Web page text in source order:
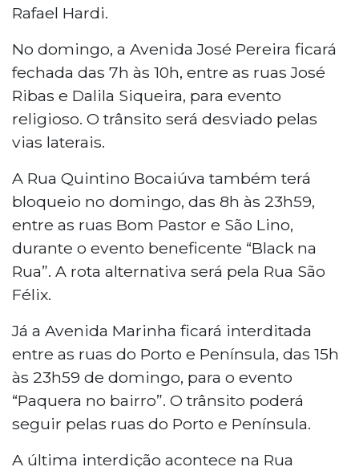
Rafael Hardi.
No domingo, a Avenida José Pereira ficará
fechada das 7h às 10h, entre as ruas José
Ribas e Dalila Siqueira, para evento
religioso. O trânsito será desviado pelas
vias laterais.
A Rua Quintino Bocaiúva também terá
bloqueio no domingo, das 8h às 23h59,
entre as ruas Bom Pastor e São Lino,
durante o evento beneficente “Black na
Rua”. A rota alternativa será pela Rua São
Félix.
Já a Avenida Marinha ficará interditada
entre as ruas do Porto e Península, das 15h
às 23h59 de domingo, para o evento
“Paquera no bairro”. O trânsito poderá
seguir pelas ruas do Porto e Península.
A última interdição acontece na Rua